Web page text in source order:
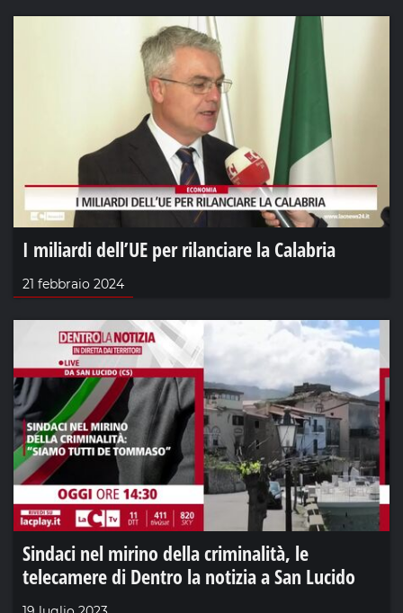
I miliardi dell’UE per rilanciare la Calabria
21 febbraio 2024
Sindaci nel mirino della criminalità, le
telecamere di Dentro la notizia a San Lucido